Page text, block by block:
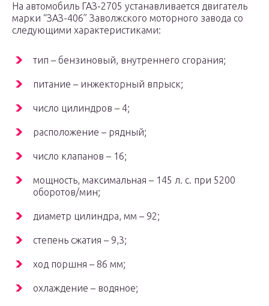
На автомобиль ГАЗ-2705 устанавливается двигатель
марки “ЗАЗ-406” Заволжского моторного завода со
следующими характеристиками:
тип – бензиновый, внутреннего сгорания;
питание – инжекторный впрыск;
число цилиндров – 4;
расположение – рядный;
число клапанов – 16;
мощность, максимальная – 145 л. с. при 5200
оборотов/мин;
диаметр цилиндра, мм – 92;
степень сжатия – 9,3;
ход поршня – 86 мм;
охлаждение – водяное;